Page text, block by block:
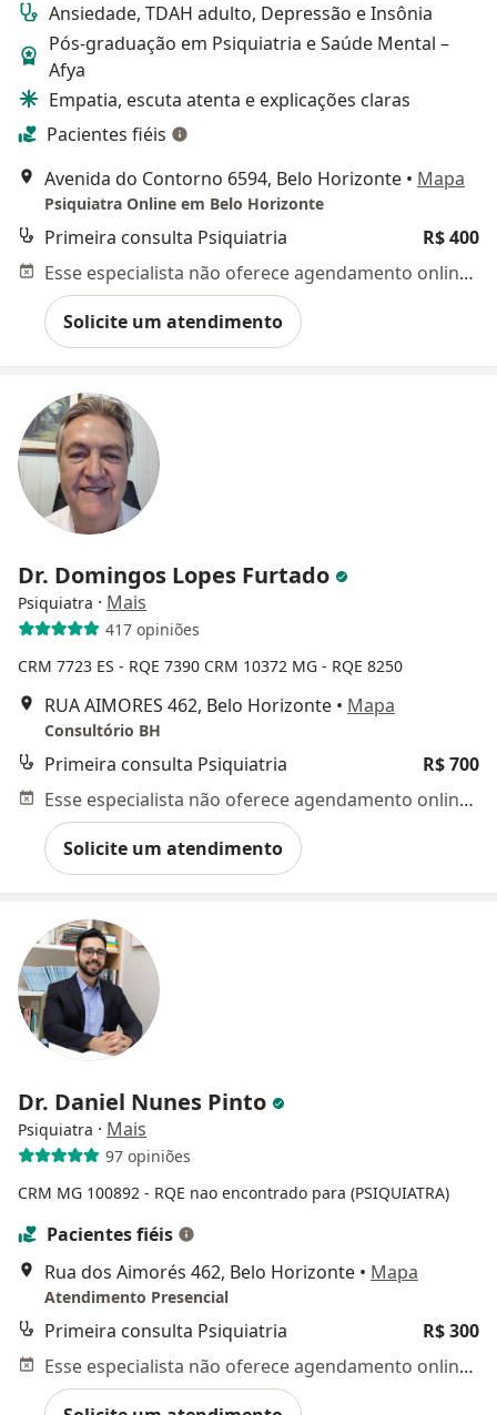
Ansiedade, TDAH adulto, Depressão e Insônia
Pós-graduação em Psiquiatria e Saúde Mental –
Afya
Empatia, escuta atenta e explicações claras
Pacientes fiéis
Avenida do Contorno 6594, Belo Horizonte • Mapa
Psiquiatra Online em Belo Horizonte
Primeira consulta Psiquiatria
R$ 400
Esse especialista não oferece agendamento online para esse endereço.
Solicite um atendimento
Dr. Domingos Lopes Furtado
Psiquiatra · Mais
417 opiniões
CRM 7723 ES - RQE 7390 CRM 10372 MG - RQE 8250
RUA AIMORES 462, Belo Horizonte • Mapa
Consultório BH
Primeira consulta Psiquiatria
R$ 700
Esse especialista não oferece agendamento online para esse endereço.
Solicite um atendimento
Dr. Daniel Nunes Pinto
Psiquiatra · Mais
97 opiniões
CRM MG 100892 - RQE nao encontrado para (PSIQUIATRA)
Pacientes fiéis
Rua dos Aimorés 462, Belo Horizonte • Mapa
Atendimento Presencial
Primeira consulta Psiquiatria
R$ 300
Esse especialista não oferece agendamento online para esse endereço.